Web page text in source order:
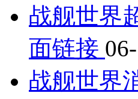
战舰世界
面链接
战舰世界